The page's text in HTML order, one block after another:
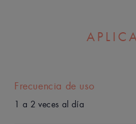
Frecuencia de uso
1 a 2 veces al día